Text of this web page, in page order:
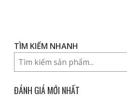
TÌM KIẾM NHANH
ĐÁNH GIÁ MỚI NHẤT